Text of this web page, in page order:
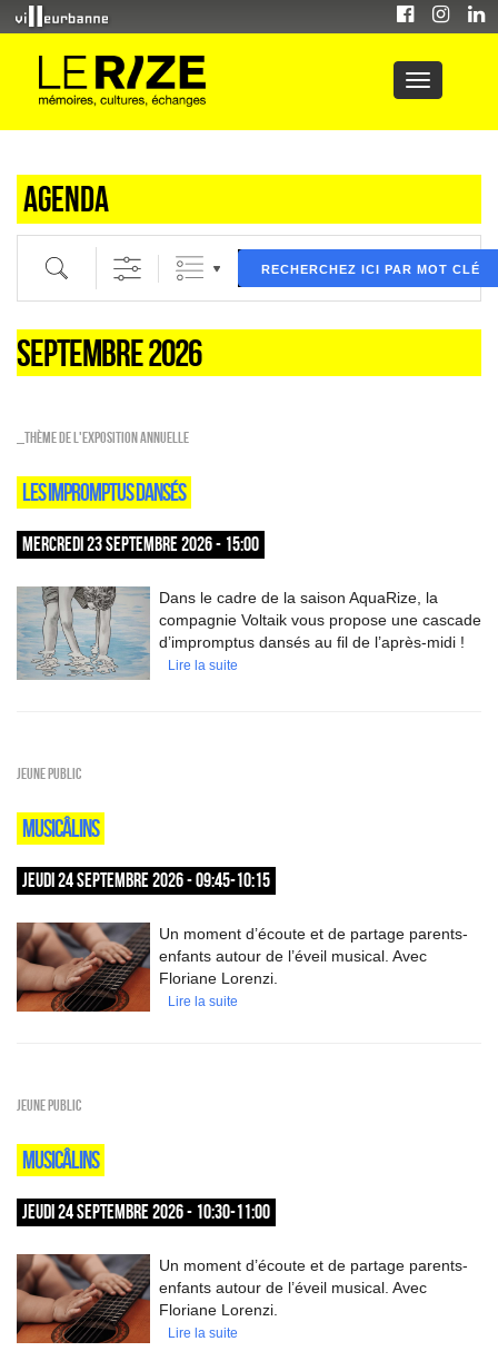
Agenda
Recherche par mot clé (ici) et / ou filtre (ci dessous) puis validez
RECHERCHEZ ICI PAR MOT CLÉ
SEPTEMBRE 2026
_Thème de l'exposition annuelle
LES IMPROMPTUS DANSÉS
MERCREDI 23 SEPTEMBRE 2026 - 15:00
Dans le cadre de la saison AquaRize, la
compagnie Voltaik vous propose une cascade
d’impromptus dansés au fil de l’après-midi !
Lire la suite
Jeune public
MUSICÂLINS
JEUDI 24 SEPTEMBRE 2026 - 09:45-10:15
Un moment d’écoute et de partage parents-
enfants autour de l’éveil musical. Avec
Floriane Lorenzi.
Lire la suite
Jeune public
MUSICÂLINS
JEUDI 24 SEPTEMBRE 2026 - 10:30-11:00
Un moment d’écoute et de partage parents-
enfants autour de l’éveil musical. Avec
Floriane Lorenzi.
Lire la suite